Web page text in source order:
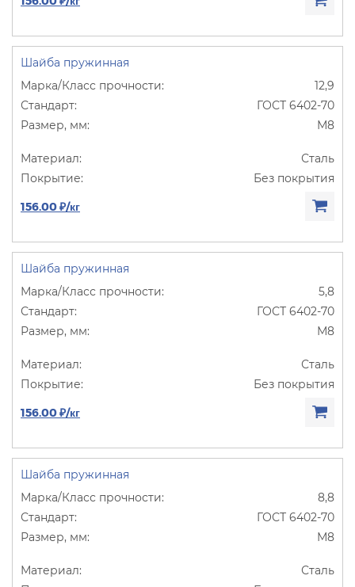
Шайба пружинная
12,9
ГОСТ 6402-70
М8
Сталь
Без покрытия
156.00 ₽/кг
Шайба пружинная
5,8
ГОСТ 6402-70
М8
Сталь
Без покрытия
156.00 ₽/кг
Шайба пружинная
8,8
ГОСТ 6402-70
М8
Сталь